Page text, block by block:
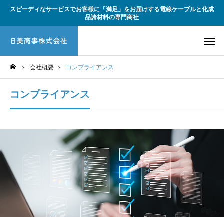
スピーディなサービスでお客様に「満足」をお届けする電線ケーブルと化成
品諸材料の専門商社
会社概要 コンプライアンス
コンプライアンス